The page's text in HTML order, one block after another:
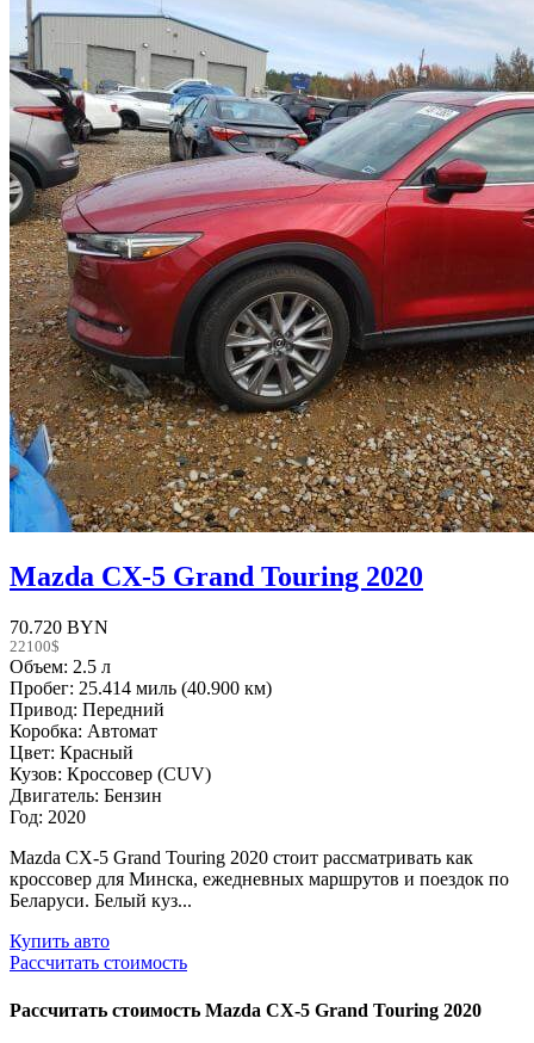
Mazda CX-5 Grand Touring 2020
70.720 BYN
22100$
Объем: 2.5 л
Пробег: 25.414 миль (40.900 км)
Привод: Передний
Коробка: Автомат
Цвет: Красный
Кузов: Кроссовер (CUV)
Двигатель: Бензин
Год: 2020
Mazda CX-5 Grand Touring 2020 стоит рассматривать как
кроссовер для Минска, ежедневных маршрутов и поездок по
Беларуси. Белый куз...
Купить авто
Рассчитать стоимость
Рассчитать стоимость Mazda CX-5 Grand Touring 2020